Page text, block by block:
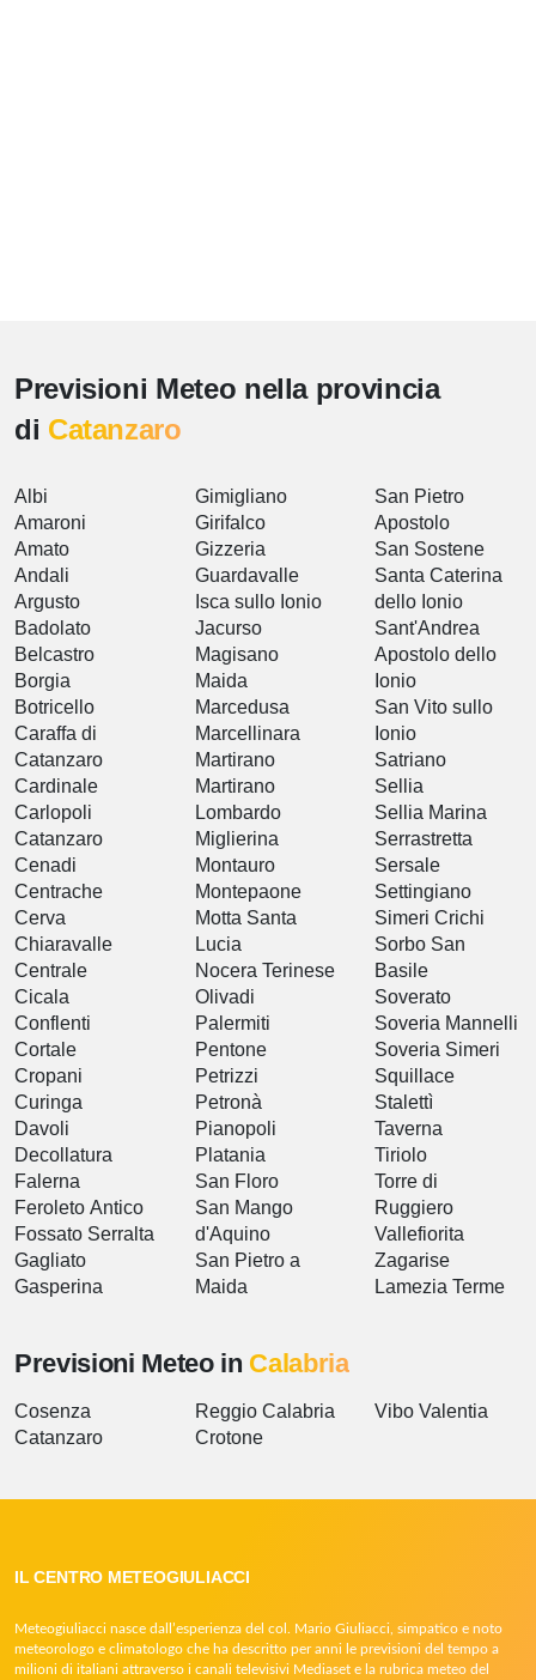
Previsioni Meteo nella provincia
di Catanzaro
Albi
Amaroni
Amato
Andali
Argusto
Badolato
Belcastro
Borgia
Botricello
Caraffa di
Catanzaro
Cardinale
Carlopoli
Catanzaro
Cenadi
Centrache
Cerva
Chiaravalle
Centrale
Cicala
Conflenti
Cortale
Cropani
Curinga
Davoli
Decollatura
Falerna
Feroleto Antico
Fossato Serralta
Gagliato
Gasperina
Gimigliano
Girifalco
Gizzeria
Guardavalle
Isca sullo Ionio
Jacurso
Magisano
Maida
Marcedusa
Marcellinara
Martirano
Martirano
Lombardo
Miglierina
Montauro
Montepaone
Motta Santa
Lucia
Nocera Terinese
Olivadi
Palermiti
Pentone
Petrizzi
Petronà
Pianopoli
Platania
San Floro
San Mango
d'Aquino
San Pietro a
Maida
San Pietro
Apostolo
San Sostene
Santa Caterina
dello Ionio
Sant'Andrea
Apostolo dello
Ionio
San Vito sullo
Ionio
Satriano
Sellia
Sellia Marina
Serrastretta
Sersale
Settingiano
Simeri Crichi
Sorbo San
Basile
Soverato
Soveria Mannelli
Soveria Simeri
Squillace
Stalettì
Taverna
Tiriolo
Torre di
Ruggiero
Vallefiorita
Zagarise
Lamezia Terme
Previsioni Meteo in Calabria
Cosenza
Catanzaro
Reggio Calabria
Crotone
Vibo Valentia
IL CENTRO METEOGIULIACCI
Meteogiuliacci nasce dall’esperienza del col. Mario Giuliacci, simpatico e noto
meteorologo e climatologo che ha descritto per anni le previsioni del tempo a
milioni di italiani attraverso i canali televisivi Mediaset e la rubrica meteo del